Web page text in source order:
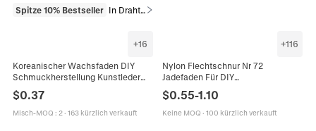
Spitze 10% Bestseller In Draht & Kordel
+16
Koreanischer Wachsfaden DIY
Schmuckherstellung Kunstleder
Perlenstickerei Handweberei
Material
$0.37
Misch-MOQ : 2· 163 kürzlich verkauft
+116
Nylon Flechtschnur Nr 72
Jadefaden Für DIY
Halskette Verschleißfest Farbecht
Schnur
$0.55-1.10
Keine MOQ · 100 kürzlich verkauft